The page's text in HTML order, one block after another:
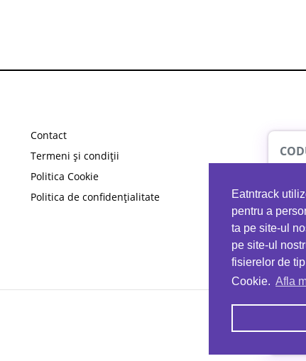
Eatntrack
pentru a
ta pe site-ul
pe site-ul
fisierelor de
Cookie. Afla
Contact
Termeni și condiții
Politica Cookie
Politica de confidențialitate
PROTO41
reducere la orice comandă
EATNTRACK
Ai